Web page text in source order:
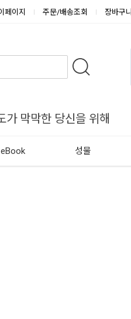
페이지 주문/배송조회 장바구니
가 막막한 당신을 위해
eBook 성물